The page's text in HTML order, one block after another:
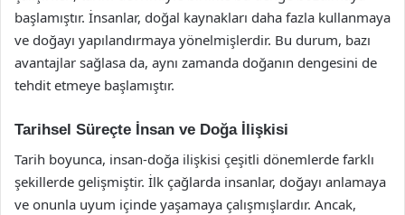
başlamıştır. İnsanlar, doğal kaynakları daha fazla kullanmaya
ve doğayı yapılandırmaya yönelmişlerdir. Bu durum, bazı
avantajlar sağlasa da, aynı zamanda doğanın dengesini de
tehdit etmeye başlamıştır.
Tarihsel Süreçte İnsan ve Doğa İlişkisi
Tarih boyunca, insan-doğa ilişkisi çeşitli dönemlerde farklı
şekillerde gelişmiştir. İlk çağlarda insanlar, doğayı anlamaya
ve onunla uyum içinde yaşamaya çalışmışlardır. Ancak,